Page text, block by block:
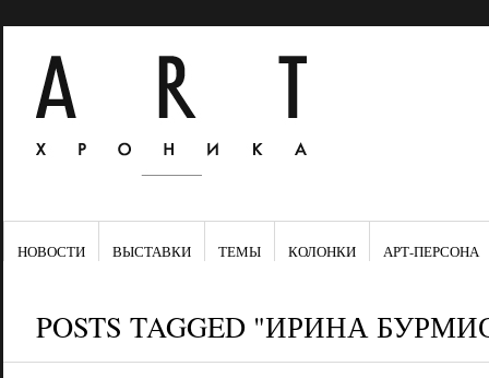
НОВОСТИ ВЫСТАВКИ ТЕМЫ КОЛОНКИ АРТ-ПЕРСОНА
POSTS TAGGED "ИРИНА